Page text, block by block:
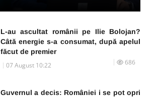
L-au ascultat românii pe Ilie Bolojan?
Câtă energie s-a consumat, după apelul
făcut de premier
07 August 10:22 686
Guvernul a decis: României i se pot opri